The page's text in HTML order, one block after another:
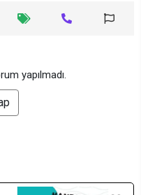
yapılmadı.